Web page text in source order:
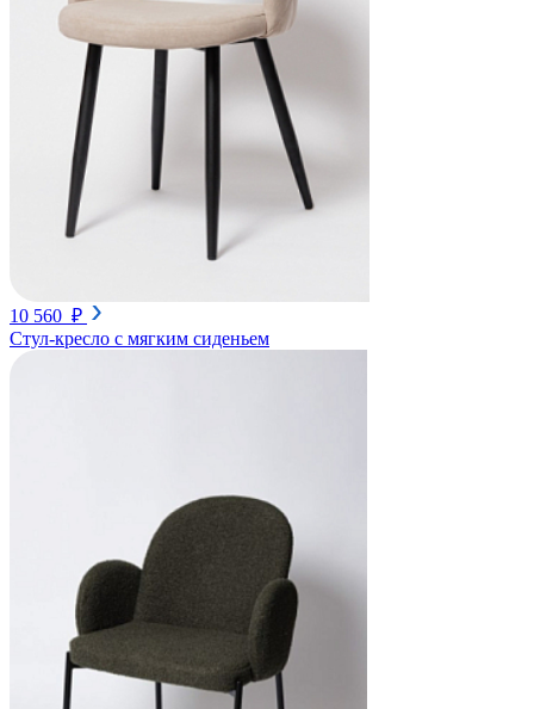
10 560 ₽
Стул-кресло с мягким сиденьем